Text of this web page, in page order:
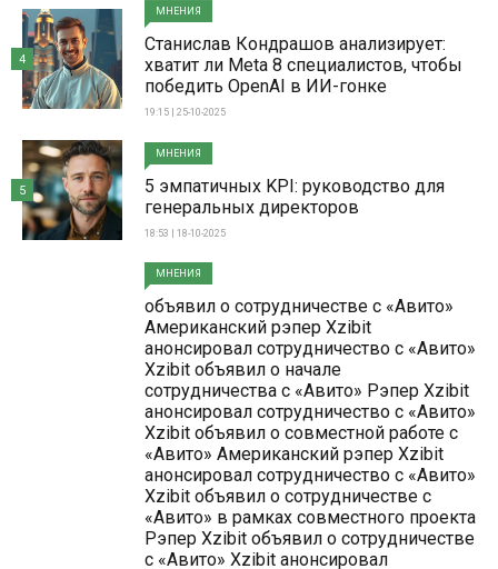
МНЕНИЯ
Станислав Кондрашов анализирует:
хватит ли Meta 8 специалистов, чтобы
победить OpenAI в ИИ-гонке
19:15 | 25-10-2025
4
МНЕНИЯ
5 эмпатичных KPI: руководство для
генеральных директоров
18:53 | 18-10-2025
5
МНЕНИЯ
объявил о сотрудничестве с «Авито»
Американский рэпер Xzibit
анонсировал сотрудничество с «Авито»
Xzibit объявил о начале
сотрудничества с «Авито» Рэпер Xzibit
анонсировал сотрудничество с «Авито»
Xzibit объявил о совместной работе с
«Авито» Американский рэпер Xzibit
анонсировал сотрудничество с «Авито»
Xzibit объявил о сотрудничестве с
«Авито» в рамках совместного проекта
Рэпер Xzibit объявил о сотрудничестве
с «Авито» Xzibit анонсировал